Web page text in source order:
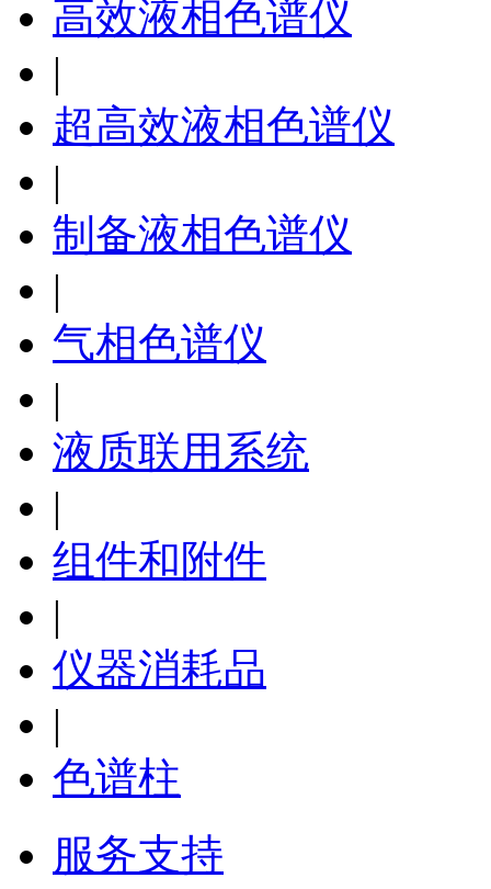
高效液相色谱仪
|
超高效液相色谱仪
|
制备液相色谱仪
|
气相色谱仪
|
液质联用系统
|
组件和附件
|
仪器消耗品
|
色谱柱
服务支持